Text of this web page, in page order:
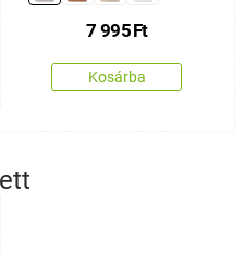
7 995Ft
Kosárba